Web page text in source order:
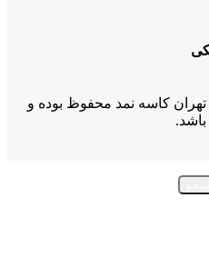
کاسه نمد محفوظ بوده و